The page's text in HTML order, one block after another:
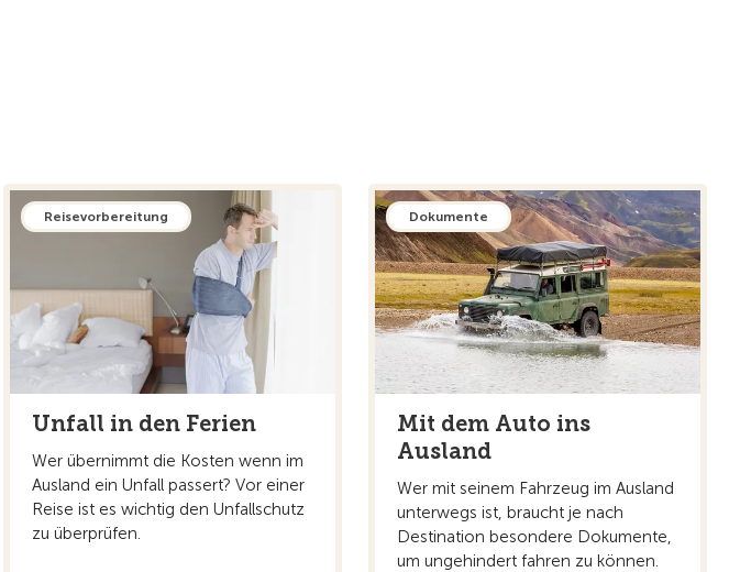
Reisevorbereitung
Unfall in den Ferien
Wer übernimmt die Kosten wenn im
Ausland ein Unfall passert? Vor einer
Reise ist es wichtig den Unfallschutz
zu überprüfen.
Dokumente
Mit dem Auto ins
Ausland
Wer mit seinem Fahrzeug im Ausland
unterwegs ist, braucht je nach
Destination besondere Dokumente,
um ungehindert fahren zu können.